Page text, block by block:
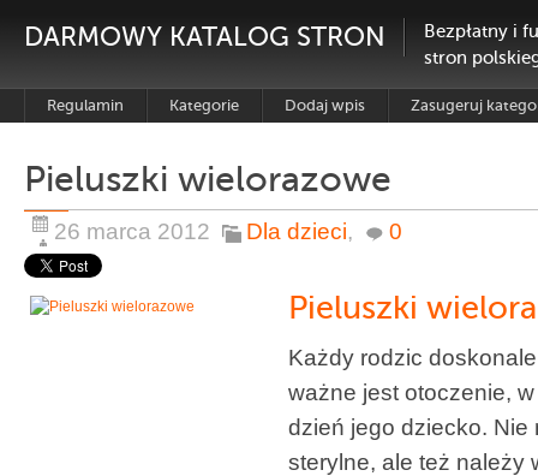
DARMOWY KATALOG STRON
Bezpłatny i
stron
Regulamin Kategorie Dodaj wpis Zasugeruj
Pieluszki wielorazowe
26 marca 2012 Dla dzieci, 0
Pieluszki
Każdy rodzic
ważne jest otoczenie,
dzień jego dziecko. Nie
sterylne, ale też należy